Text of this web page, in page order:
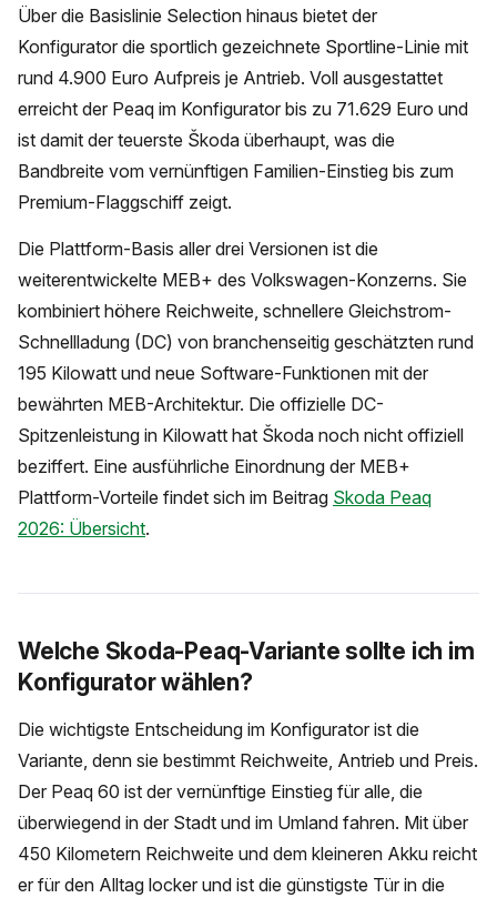
Über die Basislinie Selection hinaus bietet der
Konfigurator die sportlich gezeichnete Sportline-Linie mit
rund 4.900 Euro Aufpreis je Antrieb. Voll ausgestattet
erreicht der Peaq im Konfigurator bis zu 71.629 Euro und
ist damit der teuerste Škoda überhaupt, was die
Bandbreite vom vernünftigen Familien-Einstieg bis zum
Premium-Flaggschiff zeigt.
Die Plattform-Basis aller drei Versionen ist die
weiterentwickelte MEB+ des Volkswagen-Konzerns. Sie
kombiniert höhere Reichweite, schnellere Gleichstrom-
Schnellladung (DC) von branchenseitig geschätzten rund
195 Kilowatt und neue Software-Funktionen mit der
bewährten MEB-Architektur. Die offizielle DC-
Spitzenleistung in Kilowatt hat Škoda noch nicht offiziell
beziffert. Eine ausführliche Einordnung der MEB+
Plattform-Vorteile findet sich im Beitrag Skoda Peaq
2026: Übersicht.
Welche Skoda-Peaq-Variante sollte ich im
Konfigurator wählen?
Die wichtigste Entscheidung im Konfigurator ist die
Variante, denn sie bestimmt Reichweite, Antrieb und Preis.
Der Peaq 60 ist der vernünftige Einstieg für alle, die
überwiegend in der Stadt und im Umland fahren. Mit über
450 Kilometern Reichweite und dem kleineren Akku reicht
er für den Alltag locker und ist die günstigste Tür in die